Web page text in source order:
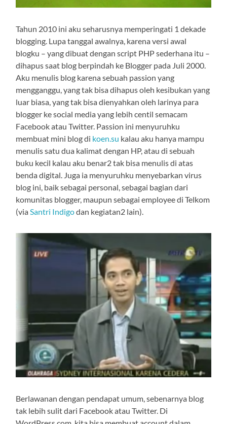
Tahun 2010 ini aku seharusnya memperingati 1 dekade
blogging. Lupa tanggal awalnya, karena versi awal
blogku – yang dibuat dengan script PHP sederhana itu –
dihapus saat blog berpindah ke Blogger pada Juli 2000.
Aku menulis blog karena sebuah passion yang
mengganggu, yang tak bisa dihapus oleh kesibukan yang
luar biasa, yang tak bisa dienyahkan oleh larinya para
blogger ke social media yang lebih centil semacam
Facebook atau Twitter. Passion ini menyuruhku
membuat mini blog di koen.su kalau aku hanya mampu
menulis satu dua kalimat dengan HP, atau di sebuah
buku kecil kalau aku benar2 tak bisa menulis di atas
benda digital. Juga ia menyuruhku menyebarkan virus
blog ini, baik sebagai personal, sebagai bagian dari
komunitas blogger, maupun sebagai employee di Telkom
(via Santri Indigodan kegiatan2 lain).
Berlawanan dengan pendapat umum, sebenarnya blog
tak lebih sulit dari Facebook atau Twitter. Di